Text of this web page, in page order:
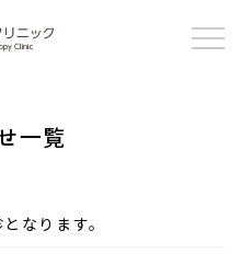
ク
一覧
なります。